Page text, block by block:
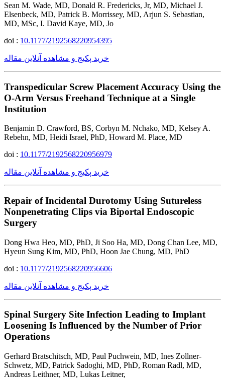
Sean M. Wade, MD, Donald R. Fredericks, Jr, MD, Michael J.
Elsenbeck, MD, Patrick B. Morrissey, MD, Arjun S. Sebastian,
MD, MSc, I. David Kaye, MD, Jo
doi : 10.1177/2192568220954395
خرید پکیج و مشاهده آنلاین مقاله
Transpedicular Screw Placement Accuracy Using the
O-Arm Versus Freehand Technique at a Single
Institution
Benjamin D. Crawford, BS, Corbyn M. Nchako, MD, Kelsey A.
Rebehn, MD, Heidi Israel, PhD, Howard M. Place, MD
doi : 10.1177/2192568220956979
خرید پکیج و مشاهده آنلاین مقاله
Repair of Incidental Durotomy Using Sutureless
Nonpenetrating Clips via Biportal Endoscopic
Surgery
Dong Hwa Heo, MD, PhD, Ji Soo Ha, MD, Dong Chan Lee, MD,
Hyeun Sung Kim, MD, PhD, Hoon Jae Chung, MD, PhD
doi : 10.1177/2192568220956606
خرید پکیج و مشاهده آنلاین مقاله
Spinal Surgery Site Infection Leading to Implant
Loosening Is Influenced by the Number of Prior
Operations
Gerhard Bratschitsch, MD, Paul Puchwein, MD, Ines Zollner-
Schwetz, MD, Patrick Sadoghi, MD, PhD, Roman Radl, MD,
Andreas Leithner, MD, Lukas Leitner,